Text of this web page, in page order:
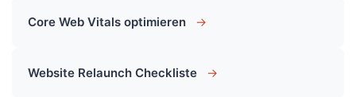
Core Web Vitals optimieren →
Website Relaunch Checkliste →